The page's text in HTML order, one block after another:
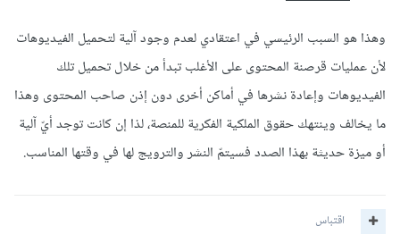
وهذا هو السبب الرئيسي في اعتقادي لعدم وجود آلية لتحميل الفيديوهات
لأن عمليات قرصنة المحتوى على الأغلب تبدأ من خلال تحميل تلك
الفيديوهات وإعادة نشرها في أماكن أخرى دون إذن صاحب المحتوى وهذا
ما يخالف وينتهك حقوق الملكية الفكرية للمنصة، لذا إن كانت توجد أيّ آلية
أو ميزة حديثة بهذا الصدد فسيتمّ النشر والترويج لها في وقتها المناسب.
اقتباس